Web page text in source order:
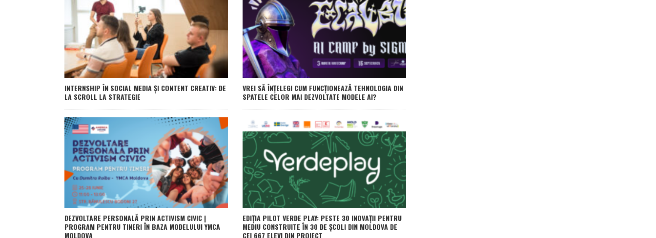
INTERNSHIP ÎN SOCIAL MEDIA ȘI CONTENT CREATIV: DE
LA SCROLL LA STRATEGIE
VREI SĂ ÎNȚELEGI CUM FUNCȚIONEAZĂ TEHNOLOGIA DIN
SPATELE CELOR MAI DEZVOLTATE MODELE AI?
DEZVOLTARE PERSONALĂ PRIN ACTIVISM CIVIC |
PROGRAM PENTRU TINERI ÎN BAZA MODELULUI YMCA
MOLDOVA
EDIȚIA PILOT VERDE PLAY: PESTE 30 INOVAȚII PENTRU
MEDIU CONSTRUITE ÎN 30 DE ȘCOLI DIN MOLDOVA DE
CEI 667 ELEVI DIN PROIECT